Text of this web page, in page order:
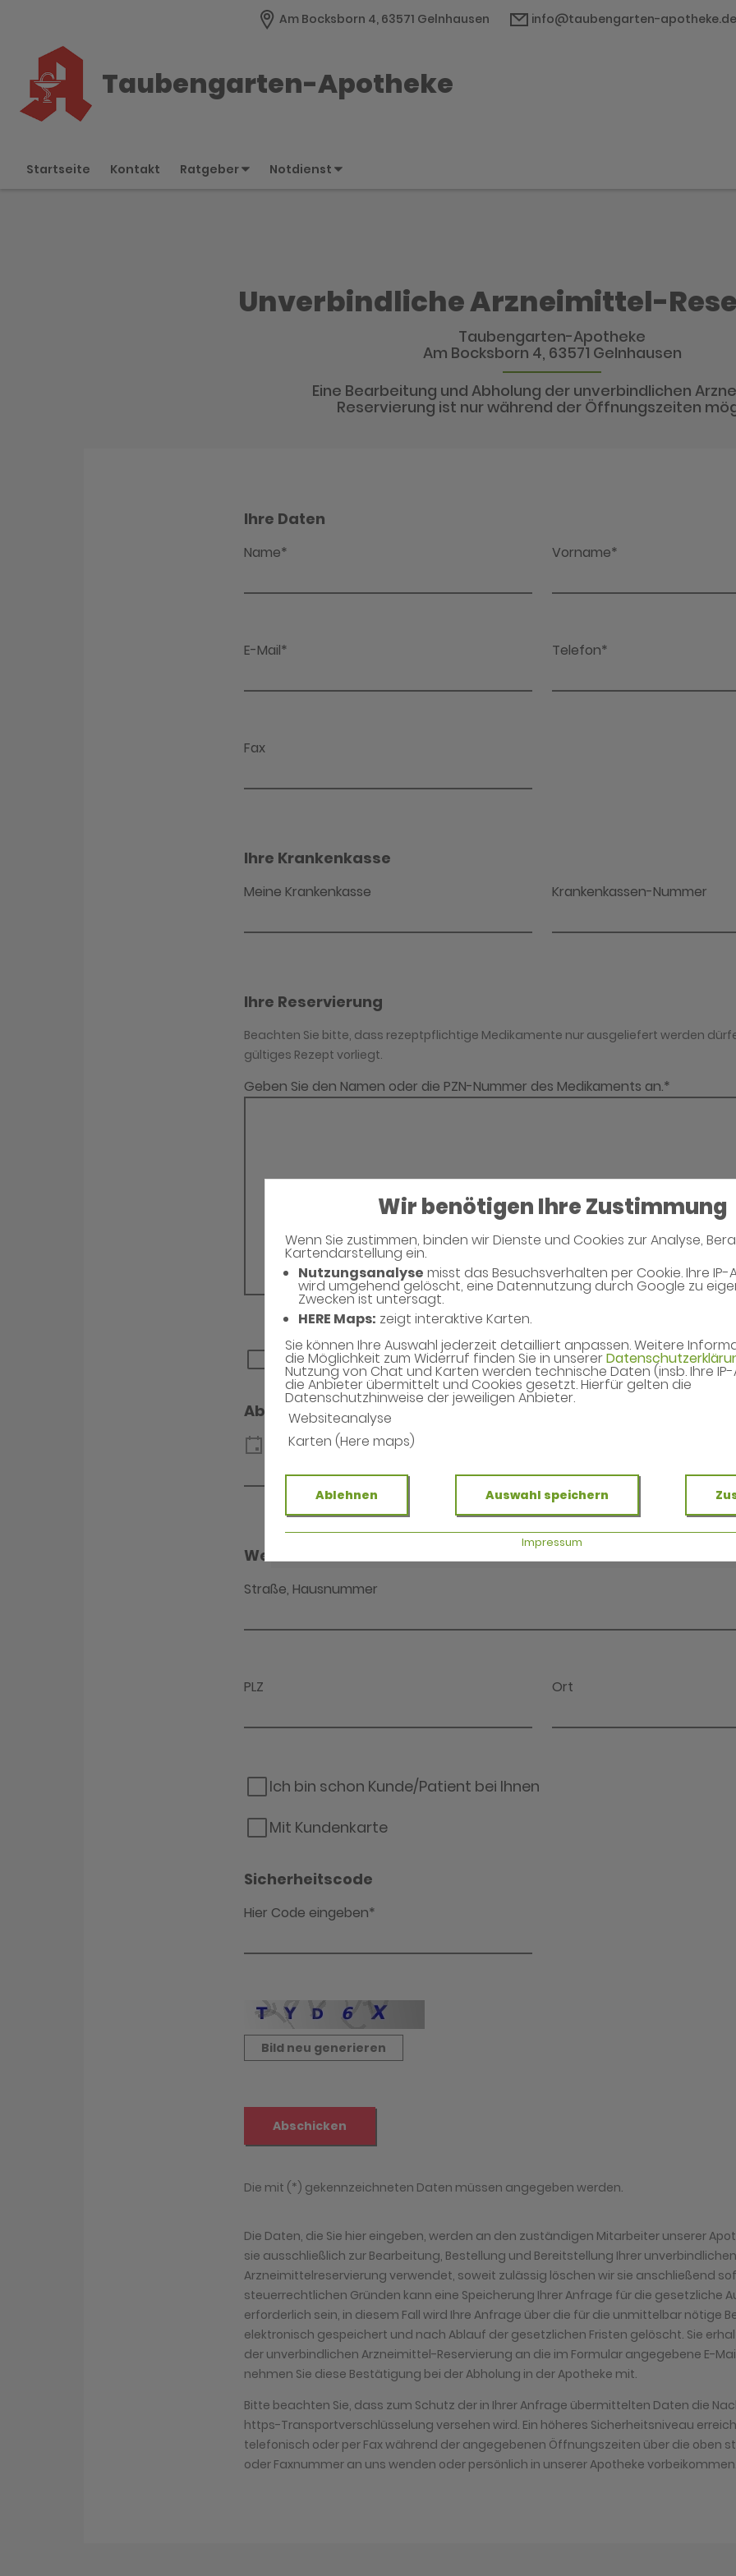
Wir benötigen Ihre Zustimmung
Wenn Sie zustimmen, binden wir Dienste und Cookies zur Analyse,
Kartendarstellung ein.
Nutzungsanalyse misst das Besuchsverhalten per Cookie. Ihre IP-
wird umgehend gelöscht, eine Datennutzung durch Google zu
Zwecken ist untersagt.
HERE Maps: zeigt interaktive Karten.
Sie können Ihre Auswahl jederzeit detailliert anpassen. Weitere
die Möglichkeit zum Widerruf finden Sie in unserer
Nutzung von Chat und Karten werden technische Daten (insb. Ihre
die Anbieter übermittelt und Cookies gesetzt. Hierfür gelten die
Datenschutzhinweise der jeweiligen Anbieter.
Websiteanalyse
Karten (Here maps)
Ablehnen Auswahl speichern
Impressum
Am Bocksborn 4, 63571 Gelnhausen info@taubengarten-apotheke.de
Taubengarten-Apotheke
Startseite Kontakt Ratgeber Notdienst
Unverbindliche Arzneimittel-
Taubengarten-Apotheke
Am Bocksborn 4, 63571 Gelnhausen
Eine Bearbeitung und Abholung der unverbindlichen
Reservierung ist nur während der Öffnungszeiten
Die Daten, die Sie hier eingeben, werden an den zuständigen Mitarbeiter unserer
sie ausschließlich zur Bearbeitung, Bestellung und Bereitstellung Ihrer unverbindlichen
Arzneimittelreservierung verwendet, soweit zulässig löschen wir sie anschließend
steuerrechtlichen Gründen kann eine Speicherung Ihrer Anfrage für die gesetzliche
erforderlich sein, in diesem Fall wird Ihre Anfrage über die für die unmittelbar nötige
elektronisch gespeichert und nach Ablauf der gesetzlichen Fristen gelöscht. Sie
der unverbindlichen Arzneimittel-Reservierung an die im Formular angegebene E-
nehmen Sie diese Bestätigung bei der Abholung in der Apotheke mit.
Bitte beachten Sie, dass zum Schutz der in Ihrer Anfrage übermittelten Daten die
https-Transportverschlüsselung versehen wird. Ein höheres Sicherheitsniveau
telefonisch oder per Fax während der angegebenen Öffnungszeiten über die oben
oder Faxnummer an uns wenden oder persönlich in unserer Apotheke vorbeikommen.